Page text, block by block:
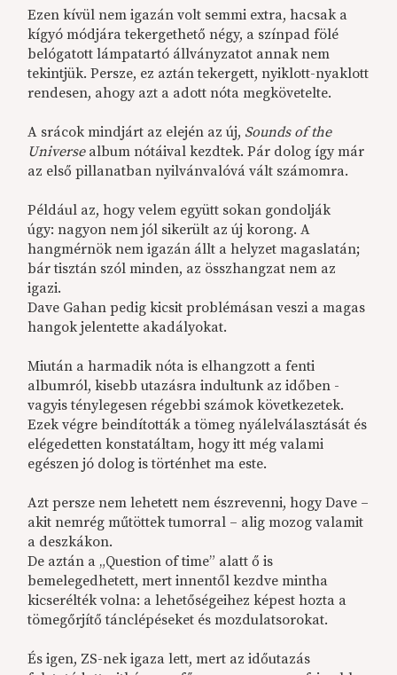
Ezen kívül nem igazán volt semmi extra, hacsak a
kígyó módjára tekergethető négy, a színpad fölé
belógatott lámpatartó állványzatot annak nem
tekintjük. Persze, ez aztán tekergett, nyiklott-nyaklott
rendesen, ahogy azt a adott nóta megkövetelte.
A srácok mindjárt az elején az új, Sounds of the
Universe album nótáival kezdtek. Pár dolog így már
az első pillanatban nyilvánvalóvá vált számomra.
Például az, hogy velem együtt sokan gondolják
úgy: nagyon nem jól sikerült az új korong. A
hangmérnök nem igazán állt a helyzet magaslatán;
bár tisztán szól minden, az összhangzat nem az
igazi.
Dave Gahan pedig kicsit problémásan veszi a magas
hangok jelentette akadályokat.
Miután a harmadik nóta is elhangzott a fenti
albumról, kisebb utazásra indultunk az időben -
vagyis ténylegesen régebbi számok következetek.
Ezek végre beindították a tömeg nyálelválasztását és
elégedetten konstatáltam, hogy itt még valami
egészen jó dolog is történhet ma este.
Azt persze nem lehetett nem észrevenni, hogy Dave –
akit nemrég műtöttek tumorral – alig mozog valamit
a deszkákon.
De aztán a „Question of time” alatt ő is
bemelegedhetett, mert innentől kezdve mintha
kicserélték volna: a lehetőségeihez képest hozta a
tömegőrjítő tánclépéseket és mozdulatsorokat.
És igen, ZS-nek igaza lett, mert az időutazás